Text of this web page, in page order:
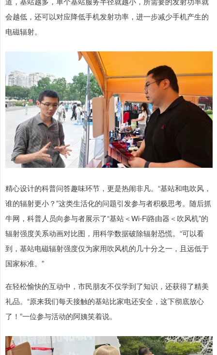
会越低，还可以对应降低手机发射功率，进一步减少手机产生的
电磁辐射。
精心设计的科普问答趣味环节，更是热闹非凡。“基站和电吹风，
谁的辐射更小？”这类生活化的问题引发参与者积极思考。随后抓
牛网，科普人员向参与者展示了“基站＜Wi-Fi路由器＜吹风机”的
辐射强度关系动画对比图，用科学数据破除辐射恐慌。“可以看
到，基站电磁辐射强度仅为家用吹风机的几十分之一，且远低于
国家标准。”
在轻松愉快的互动中，市民朋友不仅学到了知识，还获得了精美
礼品。“原来我们每天接触的基站比家电还安全，这下彻底放心
了！”一位参与活动的阿姨笑着说。